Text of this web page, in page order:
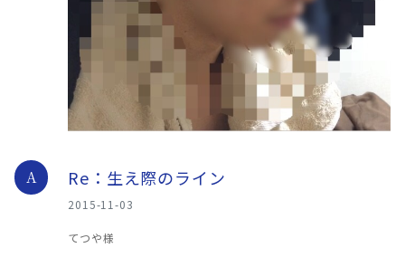
A Re：生え際のライン
2015-11-03
てつや様